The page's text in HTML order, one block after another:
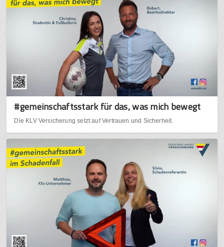
#gemeinschaftsstark für das, was mich bewegt
Die KLV Versicherung setzt auf Vertrauen und Sicherheit.